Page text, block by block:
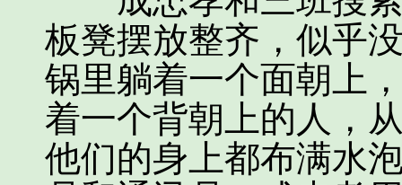
板凳摆放整齐，似乎
锅里躺着一个面朝上
着一个背朝上的人，
他们的身上都布满水